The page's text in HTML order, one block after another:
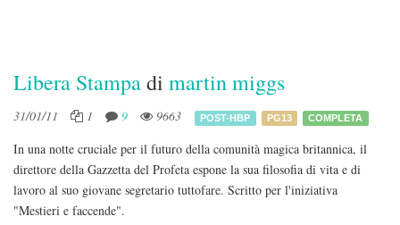
Libera Stampadi martin miggs
31/01/11 1 9 9663 POST-HBP PG13 COMPLETA
In una notte cruciale per il futuro della comunità magica britannica, il
direttore della Gazzetta del Profeta espone la sua filosofia di vita e di
lavoro al suo giovane segretario tuttofare. Scritto per l'iniziativa
"Mestieri e faccende".